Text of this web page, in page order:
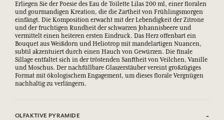
Erliegen Sie der Poesie des Eau de Toilette Lilas 200 ml, einer floralen
und gourmandigen Kreation, die die Zartheit von Frühlingsmorgen
einfängt. Die Komposition erwacht mit der Lebendigkeit der Zitrone
und der fruchtigen Rundheit der schwarzen Johannisbeere und
vermittelt einen heiteren ersten Eindruck. Das Herz offenbart ein
Bouquet aus Weißdorn und Heliotrop mit mandelartigen Nuancen,
subtil akzentuiert durch einen Hauch von Gewürzen. Die finale
Sillage entfaltet sich in der tröstenden Sanftheit von Veilchen, Vanille
und Moschus. Der nachfüllbare Glaszerstäuber vereint großzügiges
Format mit ökologischem Engagement, um dieses florale Vergnügen
nachhaltig zu verlängern.
OLFAKTIVE PYRAMIDE